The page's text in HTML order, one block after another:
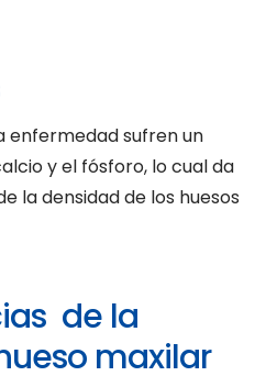
enfermedad sufren un
y el fósforo, lo cual da
la densidad de los huesos
de la
maxilar